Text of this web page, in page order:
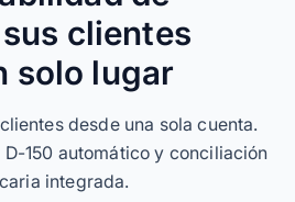
clientes
solo lugar
desde una sola cuenta.
150 automático y conciliación
integrada.